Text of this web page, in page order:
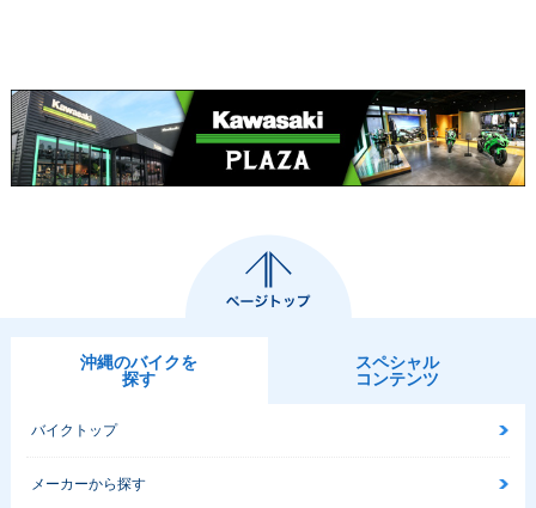
沖縄のバイクを
探す
スペシャル
コンテンツ
バイクトップ
メーカーから探す